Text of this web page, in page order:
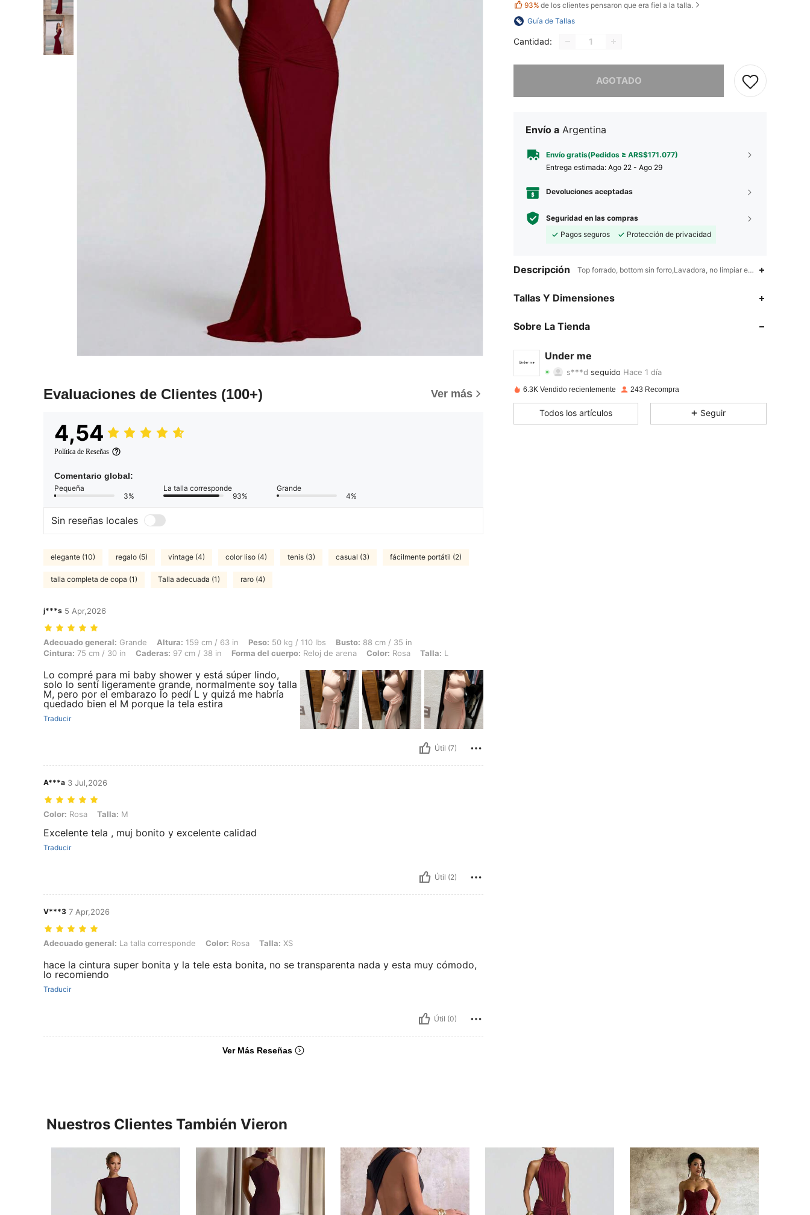
Evaluaciones de Clientes (100+) Ver más
4,54
Política de Reseñas
Comentario global:
Pequeña
3%
La talla corresponde
93%
Grande
4%
Sin reseñas locales
elegante (10) regalo (5) vintage (4) color liso (4) tenis (3) casual (3) fácilmente portátil (2)
talla completa de copa (1) Talla adecuada (1) raro (4)
j***s 5 Apr,2026
Adecuado general: Grande, Altura: 159 cm / 63 in, Peso: 50 kg / 110 lbs, Busto: 88 cm / 35 in, Cintura: 75 cm / 30 in, Caderas: 97 cm / 38 in, Forma del cuerpo: Reloj de arena, Color: Rosa, Talla: L
Adecuado general: Grande Altura: 159 cm / 63 in Peso: 50 kg / 110 lbs Busto: 88 cm / 35 in
Cintura: 75 cm / 30 in Caderas: 97 cm / 38 in Forma del cuerpo: Reloj de arena Color: Rosa Talla: L
Lo compré para mi baby shower y está súper lindo,
solo lo sentí ligeramente grande, normalmente soy talla
M, pero por el embarazo lo pedí L y quizá me habría
quedado bien el M porque la tela estira
Traducir
Útil (7)
A***a 3 Jul,2026
Color: Rosa, Talla: M
Color: Rosa Talla: M
Excelente tela , muj bonito y excelente calidad
Traducir
Útil (2)
V***3 7 Apr,2026
Adecuado general: La talla corresponde, Color: Rosa, Talla: XS
Adecuado general: La talla corresponde Color: Rosa Talla: XS
hace la cintura super bonita y la tele esta bonita, no se transparenta nada y esta muy cómodo,
lo recomiendo
Traducir
Útil (0)
Ver Más Reseñas
93% de los clientes pensaron que era fiel a la talla.
Guía de Tallas
Cantidad:
AGOTADO
Envío a Argentina
Envío gratis(Pedidos ≥ ARS$171.077)
Entrega estimada: Ago 22 - Ago 29
Devoluciones aceptadas
Seguridad en las compras
Pagos seguros
Protección de privacidad
Descripción Top forrado, bottom sin forro,Lavadora, no limpiar en seco,Hombros
Tallas Y Dimensiones
Sobre La Tienda
Under me
4,54
4,54 Calificación 40Artículos
4,54 40 703
6.3K Vendido recientemente 243 Recompra
Todos los artículos Seguir
Nuestros Clientes También Vieron